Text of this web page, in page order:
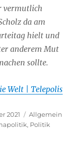
vermutlich
da am
hielt und
anderem Mut
sollte.
Welt | Telepolis
2021 Kategorien
Allgemein
, Politik